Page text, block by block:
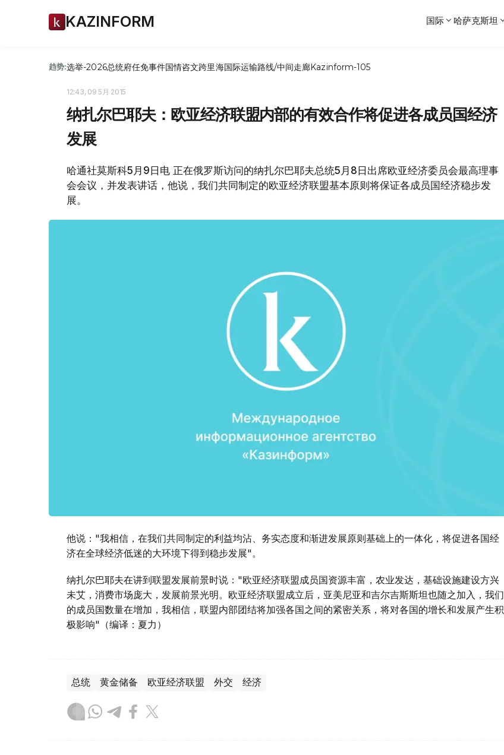
KAZINFORM 国际 哈萨克斯坦
趋势:选举-2026总统府任免事件国情咨文跨里海国际运输路线/中间走廊Kazinform-105
12:43, 09 5月 2015
纳扎尔巴耶夫：欧亚经济联盟内部的有效合作将促进各成员国经济
发展
哈通社莫斯科5月9日电 正在俄罗斯访问的纳扎尔巴耶夫总统5月8日出席欧亚经济委员会最高理事
会会议，并发表讲话，他说，我们共同制定的欧亚经济联盟基本原则将保证各成员国经济稳步发
展。
他说："我相信，在我们共同制定的利益均沾、务实态度和渐进发展原则基础上的一体化，将促进各国经
济在全球经济低迷的大环境下得到稳步发展"。
纳扎尔巴耶夫在讲到联盟发展前景时说："欧亚经济联盟成员国资源丰富，农业发达，基础设施建设方兴
未艾，消费市场庞大，发展前景光明。欧亚经济联盟成立后，亚美尼亚和吉尔吉斯斯坦也随之加入，我们
的成员国数量在增加，我相信，联盟内部团结将加强各国之间的紧密关系，将对各国的增长和发展产生积
极影响"（编译：夏力）
总统 黄金储备 欧亚经济联盟 外交 经济